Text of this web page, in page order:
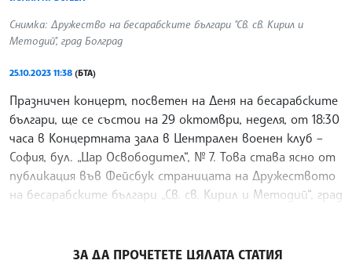
Снимка: Дружество на бесарабските българи "Св. св. Кирил и
Методий", град Болград
25.10.2023 11:38 (БТА)
Празничен концерт, посветен на Деня на бесарабските
българи, ще се състои на 29 октомври, неделя, от 18:30
часа в Концертната зала в Централен военен клуб –
София, бул. „Цар Освободител“, № 7. Това става ясно от
публикация във Фейсбук страницата на Дружеството
на бесарабските българи „Св. св. Кирил и Методий“, град
ЗА ДА ПРОЧЕТЕТЕ ЦЯЛАТА СТАТИЯ